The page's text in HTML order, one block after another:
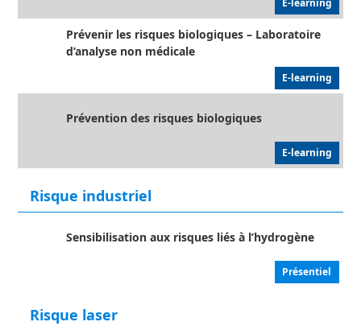
E-learning
Prévenir les risques biologiques – Laboratoire
d’analyse non médicale
E-learning
Prévention des risques biologiques
E-learning
Risque industriel
Sensibilisation aux risques liés à l’hydrogène
Présentiel
Risque laser